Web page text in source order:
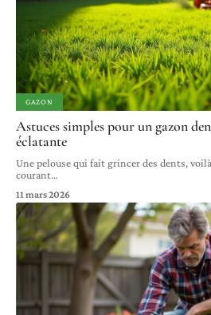
GAZON
Astuces simples pour un gazon
éclatante
Une pelouse qui fait grincer des dents,
courant…
11 mars 2026